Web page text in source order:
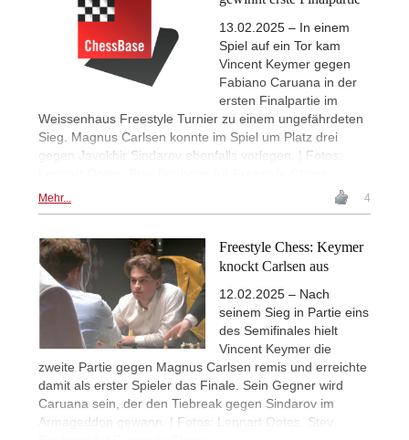
13.02.2025 – In einem
Spiel auf ein Tor kam
Vincent Keymer gegen
Fabiano Caruana in der
ersten Finalpartie im
Weissenhaus Freestyle Turnier zu einem ungefährdeten
Sieg. Magnus Carlsen konnte im Spiel um Platz drei
gegen Javokhir Sindarov ebenfalls vorlegen. | Fotos:
Mehr... 4
Freestyle Chess: Keymer
knockt Carlsen aus
12.02.2025 – Nach
seinem Sieg in Partie eins
des Semifinales hielt
Vincent Keymer die
zweite Partie gegen Magnus Carlsen remis und erreichte
damit als erster Spieler das Finale. Sein Gegner wird
Caruana sein, der den Tiebreak gegen Sindarov im
Armageddon gewann. | Fotos: Lennart Ootes, Stev